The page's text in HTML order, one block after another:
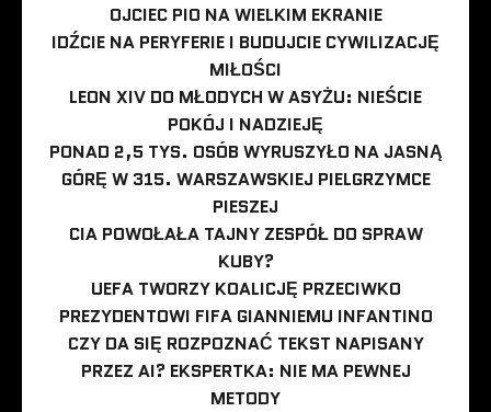
OJCIEC PIO NA WIELKIM EKRANIE
IDŹCIE NA PERYFERIE I BUDUJCIE CYWILIZACJĘ
MIŁOŚCI
LEON XIV DO MŁODYCH W ASYŻU: NIEŚCIE
POKÓJ I NADZIEJĘ
PONAD 2,5 TYS. OSÓB WYRUSZYŁO NA JASNĄ
GÓRĘ W 315. WARSZAWSKIEJ PIELGRZYMCE
PIESZEJ
CIA POWOŁAŁA TAJNY ZESPÓŁ DO SPRAW
KUBY?
UEFA TWORZY KOALICJĘ PRZECIWKO
PREZYDENTOWI FIFA GIANNIEMU INFANTINO
CZY DA SIĘ ROZPOZNAĆ TEKST NAPISANY
PRZEZ AI? EKSPERTKA: NIE MA PEWNEJ
METODY